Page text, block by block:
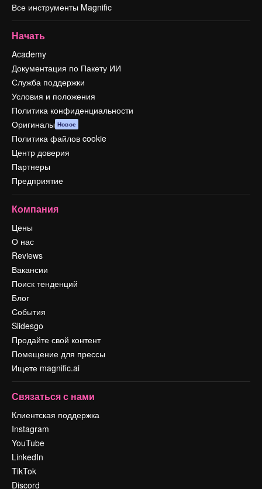
Все инструменты Magnific
Начать
Academy
Документация по Пакету ИИ
Служба поддержки
Условия и положения
Политика конфиденциальности
Оригиналы Новое
Политика файлов cookie
Центр доверия
Партнеры
Предприятие
Компания
Цены
О нас
Reviews
Вакансии
Поиск тенденций
Блог
События
Slidesgo
Продайте свой контент
Помещение для прессы
Ищете magnific.ai
Связаться с нами
Клиентская поддержка
Instagram
YouTube
LinkedIn
TikTok
Discord